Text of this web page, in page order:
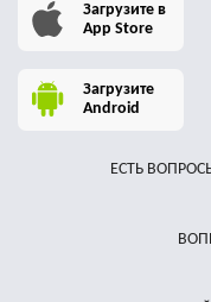
Загрузите в
App Store
Загрузите
Android
ЕСТЬ